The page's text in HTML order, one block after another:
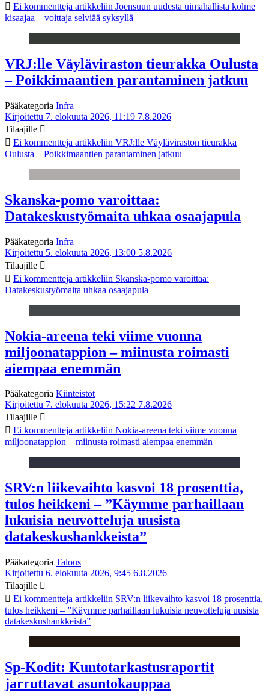
Ei kommentteja artikkeliin Joensuun uudesta uimahallista kolme
kisaajaa – voittaja selviää syksyllä
VRJ:lle Väyläviraston tieurakka Oulusta
– Poikkimaantien parantaminen jatkuu
Pääkategoria Infra
Kirjoitettu 7. elokuuta 2026, 11:19 7.8.2026
Tilaajille
Ei kommentteja artikkeliin VRJ:lle Väyläviraston tieurakka
Oulusta – Poikkimaantien parantaminen jatkuu
Skanska-pomo varoittaa:
Datakeskustyömaita uhkaa osaajapula
Pääkategoria Infra
Kirjoitettu 5. elokuuta 2026, 13:00 5.8.2026
Tilaajille
Ei kommentteja artikkeliin Skanska-pomo varoittaa:
Datakeskustyömaita uhkaa osaajapula
Nokia-areena teki viime vuonna
miljoonatappion – miinusta roimasti
aiempaa enemmän
Pääkategoria Kiinteistöt
Kirjoitettu 7. elokuuta 2026, 15:22 7.8.2026
Tilaajille
Ei kommentteja artikkeliin Nokia-areena teki viime vuonna
miljoonatappion – miinusta roimasti aiempaa enemmän
SRV:n liikevaihto kasvoi 18 prosenttia,
tulos heikkeni – ”Käymme parhaillaan
lukuisia neuvotteluja uusista
datakeskushankkeista”
Pääkategoria Talous
Kirjoitettu 6. elokuuta 2026, 9:45 6.8.2026
Tilaajille
Ei kommentteja artikkeliin SRV:n liikevaihto kasvoi 18 prosenttia,
tulos heikkeni – ”Käymme parhaillaan lukuisia neuvotteluja uusista
datakeskushankkeista”
Sp-Kodit: Kuntotarkastusraportit
jarruttavat asuntokauppaa